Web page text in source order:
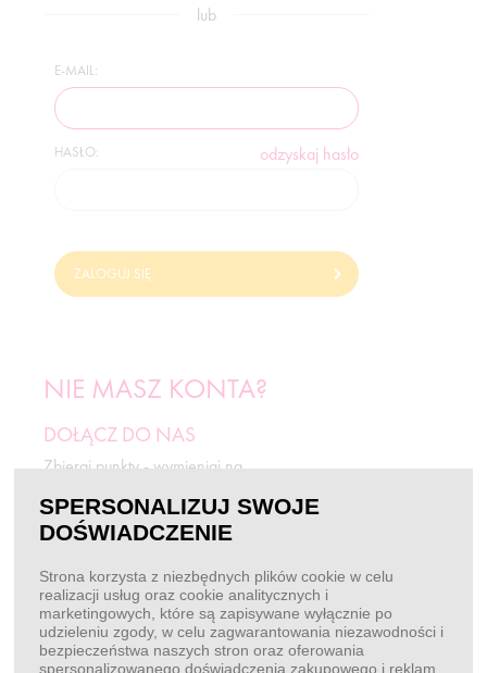
lub
E-MAIL:
HASŁO: odzyskaj hasło
ZALOGUJ SIĘ
NIE MASZ KONTA?
DOŁĄCZ DO NAS
Zbieraj punkty - wymieniaj na
ZAREJESTRUJ SIĘ
BEZ LOGOWANIA
Chcę złożyć zamówienie
SPERSONALIZUJ SWOJE
DOŚWIADCZENIE
Strona korzysta z niezbędnych plików cookie w celu
realizacji usług oraz cookie analitycznych i
marketingowych, które są zapisywane wyłącznie po
udzieleniu zgody, w celu zagwarantowania niezawodności i
bezpieczeństwa naszych stron oraz oferowania
spersonalizowanego doświadczenia zakupowego i reklam.